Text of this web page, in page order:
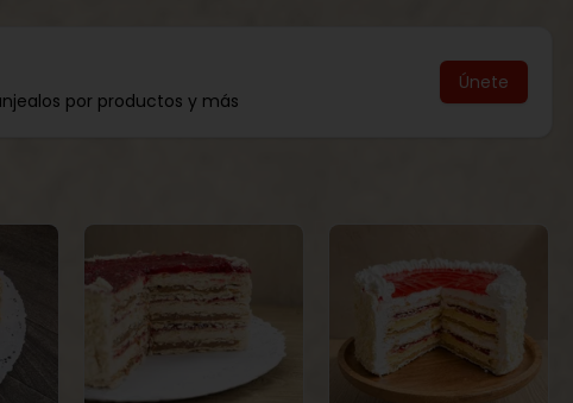
por productos y más
Únete